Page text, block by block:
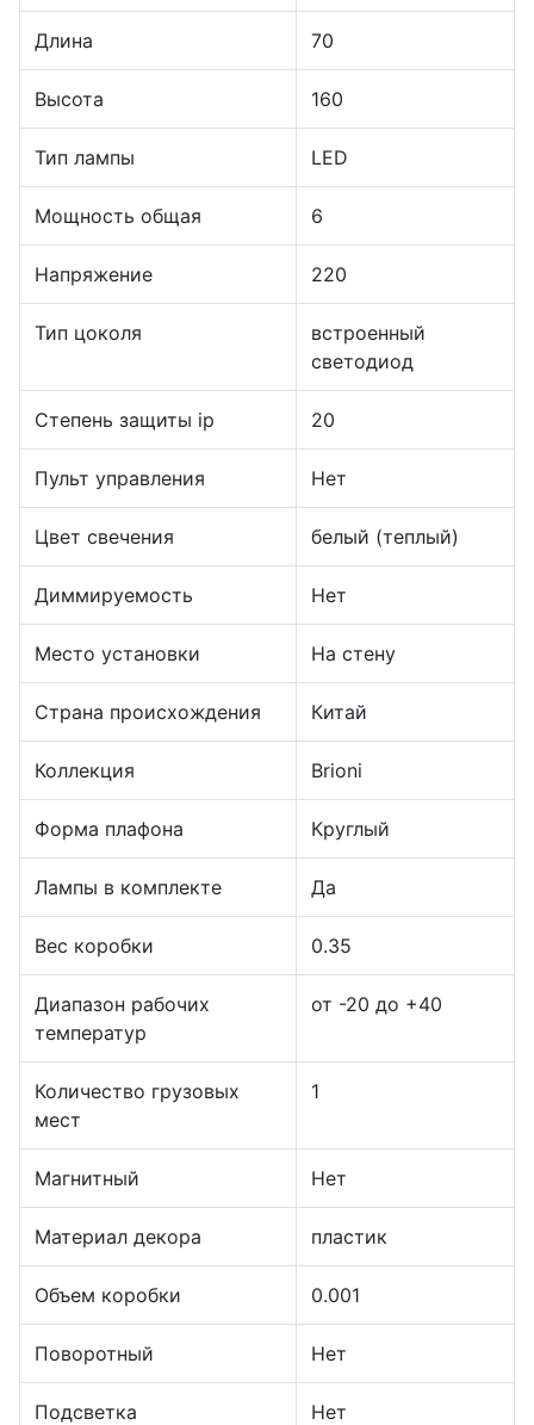
Длина 70
Высота 160
Тип лампы LED
Мощность общая 6
Напряжение 220
Тип цоколя
встроенный
светодиод
Степень защиты ip 20
Пульт управления Нет
Цвет свечения белый (теплый)
Диммируемость Нет
Место установки На стену
Страна происхождения Китай
Коллекция Brioni
Форма плафона Круглый
Лампы в комплекте Да
Вес коробки 0.35
Диапазон рабочих
температур
от -20 до +40
Количество грузовых
мест
1
Магнитный Нет
Материал декора пластик
Объем коробки 0.001
Поворотный Нет
Подсветка Нет